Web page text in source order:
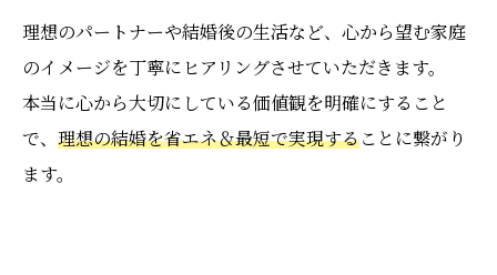
理想のパートナーや結婚後の生活など、心から望む家庭
のイメージを丁寧にヒアリングさせていただきます。
本当に心から大切にしている価値観を明確にすること
で、 理想の結婚を省エネ＆最短で実現することに繋がり
ます。